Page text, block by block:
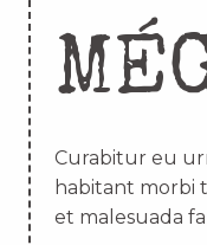
Curabitur eu
habitant morbi
et malesuada